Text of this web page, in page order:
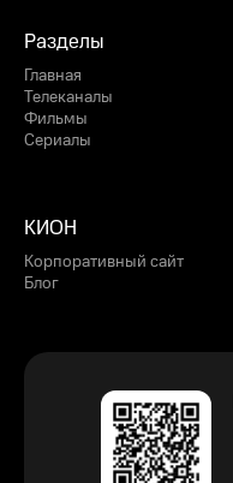
Разделы
Главная
Телеканалы
Фильмы
Сериалы
КИОН
Корпоративный сайт
Блог